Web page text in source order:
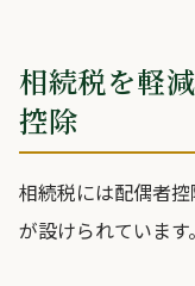
相続税を軽
控除
相続税には配偶者
が設けられています。